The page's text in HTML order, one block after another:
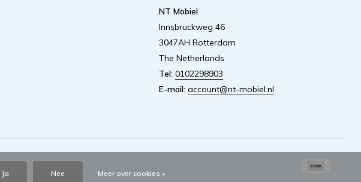
NT Mobiel
Innsbruckweg 46
3047AH Rotterdam
The Netherlands
Tel: 0102298903
E-mail: account@nt-mobiel.nl
Ja Nee Meer over cookies »